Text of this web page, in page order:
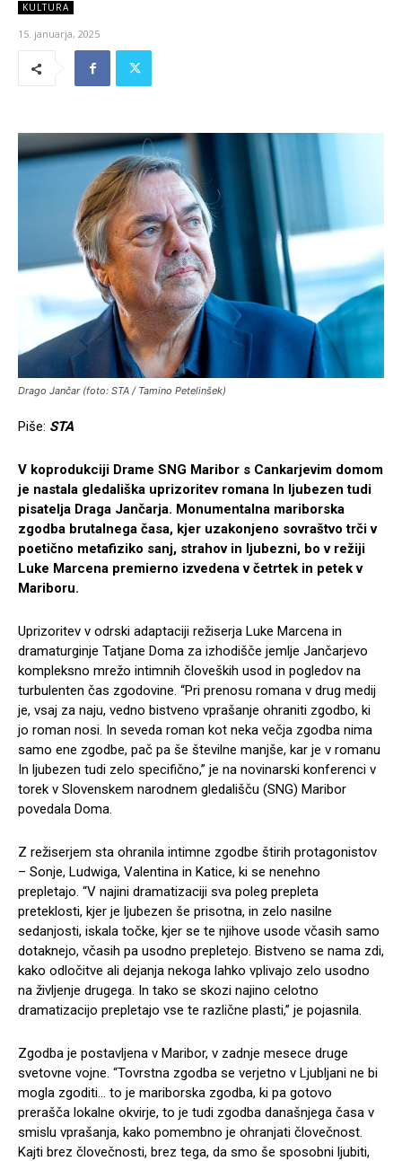
KULTURA
15. januarja, 2025
Drago Jančar (foto: STA / Tamino Petelinšek)
Piše: STA
V koprodukciji Drame SNG Maribor s Cankarjevim domom
je nastala gledališka uprizoritev romana In ljubezen tudi
pisatelja Draga Jančarja. Monumentalna mariborska
zgodba brutalnega časa, kjer uzakonjeno sovraštvo trči v
poetično metafiziko sanj, strahov in ljubezni, bo v režiji
Luke Marcena premierno izvedena v četrtek in petek v
Mariboru.
Uprizoritev v odrski adaptaciji režiserja Luke Marcena in
dramaturginje Tatjane Doma za izhodišče jemlje Jančarjevo
kompleksno mrežo intimnih človeških usod in pogledov na
turbulenten čas zgodovine. “Pri prenosu romana v drug medij
je, vsaj za naju, vedno bistveno vprašanje ohraniti zgodbo, ki
jo roman nosi. In seveda roman kot neka večja zgodba nima
samo ene zgodbe, pač pa še številne manjše, kar je v romanu
In ljubezen tudi zelo specifično,” je na novinarski konferenci v
torek v Slovenskem narodnem gledališču (SNG) Maribor
povedala Doma.
Z režiserjem sta ohranila intimne zgodbe štirih protagonistov
– Sonje, Ludwiga, Valentina in Katice, ki se nenehno
prepletajo. “V najini dramatizaciji sva poleg prepleta
preteklosti, kjer je ljubezen še prisotna, in zelo nasilne
sedanjosti, iskala točke, kjer se te njihove usode včasih samo
dotaknejo, včasih pa usodno prepletejo. Bistveno se nama zdi,
kako odločitve ali dejanja nekoga lahko vplivajo zelo usodno
na življenje drugega. In tako se skozi najino celotno
dramatizacijo prepletajo vse te različne plasti,” je pojasnila.
Zgodba je postavljena v Maribor, v zadnje mesece druge
svetovne vojne. “Tovrstna zgodba se verjetno v Ljubljani ne bi
mogla zgoditi… to je mariborska zgodba, ki pa gotovo
prerašča lokalne okvirje, to je tudi zgodba današnjega časa v
smislu vprašanja, kako pomembno je ohranjati človečnost.
Kajti brez človečnosti, brez tega, da smo še sposobni ljubiti,